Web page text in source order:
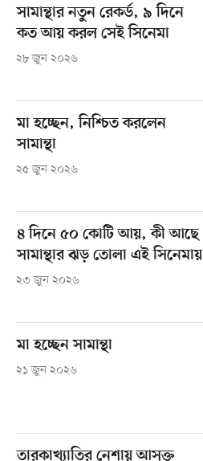
সামান্থার নতুন রেকর্ড, ৯ দিনে
কত আয় করল সেই সিনেমা
২৮ জুন ২০২৬
মা হচ্ছেন, নিশ্চিত করলেন
সামান্থা
২৫ জুন ২০২৬
৪ দিনে ৫০ কোটি আয়, কী আছে
সামান্থার ঝড় তোলা এই সিনেমায়
২৩ জুন ২০২৬
মা হচ্ছেন সামান্থা
২১ জুন ২০২৬
তারকাখ্যাতির নেশায় আসক্ত